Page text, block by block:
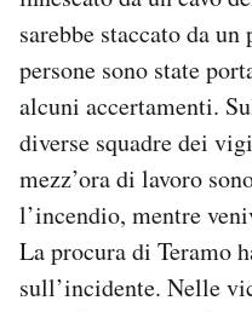
Notifiche mobile
Hai bisogno di aiuto?
Esci
sarebbe staccato da
persone sono state
alcuni accertamenti.
diverse squadre dei
mezz’ora di lavoro
l’incendio, mentre
La procura di Teramo
sull’incidente. Nelle